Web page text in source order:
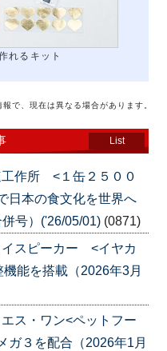
れるキット
で、現在は異なる場合があります。
List
作所 <１缶２５００
日本の食文化を世界へ
号）('26/05/01) (0871)
スピーカー <イヤカ
能を搭載（2026年3月
ス・ワン<ペットフー
３を配合（2026年1月